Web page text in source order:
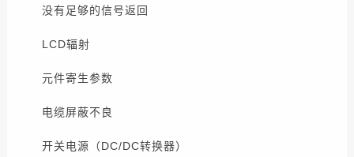
没有足够的信号返回
LCD辐射
元件寄生参数
电缆屏蔽不良
开关电源（DC/DC转换器）